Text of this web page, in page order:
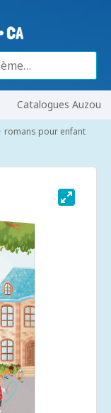
Catalogues Auzou
romans pour enfant